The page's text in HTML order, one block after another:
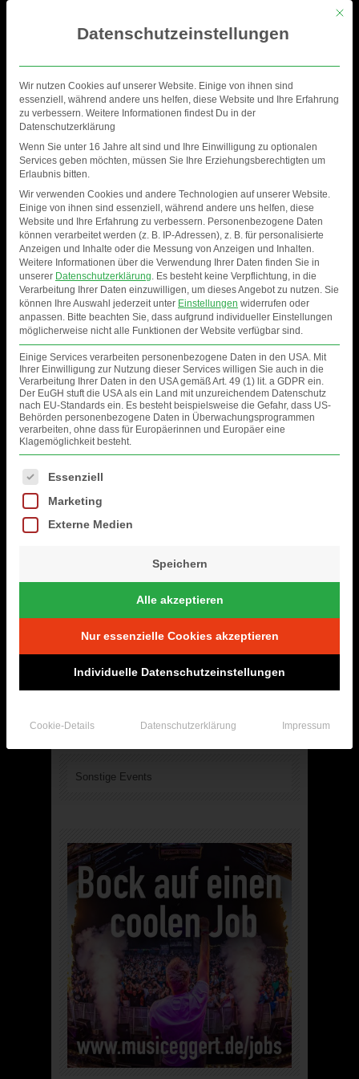
JULIAN CANTO
Comments are closed.
FOTOS
Sonstige Events
Mit
Datenschutzeinstellungen
Wir nutzen Cookies auf unserer Website. Einige von ihnen sind
essenziell, während andere uns helfen, diese Website und Ihre Erfahrung
zu verbessern. Weitere Informationen findest Du in der
Datenschutzerklärung
Wenn Sie unter 16 Jahre alt sind und Ihre Einwilligung zu optionalen
Services geben möchten, müssen Sie Ihre Erziehungsberechtigten um
Erlaubnis bitten.
Wir verwenden Cookies und andere Technologien auf unserer Website.
Einige von ihnen sind essenziell, während andere uns helfen, diese
Website und Ihre Erfahrung zu verbessern. Personenbezogene Daten
können verarbeitet werden (z. B. IP-Adressen), z. B. für personalisierte
Anzeigen und Inhalte oder die Messung von Anzeigen und Inhalten.
Weitere Informationen über die Verwendung Ihrer Daten finden Sie in
unserer Datenschutzerklärung. Es besteht keine Verpflichtung, in die
Verarbeitung Ihrer Daten einzuwilligen, um dieses Angebot zu nutzen. Sie
können Ihre Auswahl jederzeit unter Einstellungen widerrufen oder
anpassen. Bitte beachten Sie, dass aufgrund individueller Einstellungen
möglicherweise nicht alle Funktionen der Website verfügbar sind.
Einige Services verarbeiten personenbezogene Daten in den USA. Mit
Ihrer Einwilligung zur Nutzung dieser Services willigen Sie auch in die
Verarbeitung Ihrer Daten in den USA gemäß Art. 49 (1) lit. a GDPR ein.
Der EuGH stuft die USA als ein Land mit unzureichendem Datenschutz
nach EU-Standards ein. Es besteht beispielsweise die Gefahr, dass US-
Behörden personenbezogene Daten in Überwachungsprogrammen
verarbeiten, ohne dass für Europäerinnen und Europäer eine
Klagemöglichkeit besteht.
Es folgt eine Liste der Service-Gruppen, für die eine Einwilligung erteilt
Essenziell
Marketing
Externe Medien
Speichern
Alle akzeptieren
Nur essenzielle Cookies akzeptieren
Individuelle Datenschutzeinstellungen
Cookie-Details Datenschutzerklärung Impressum